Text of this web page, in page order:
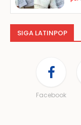
SIGA LATINPOP
Facebook